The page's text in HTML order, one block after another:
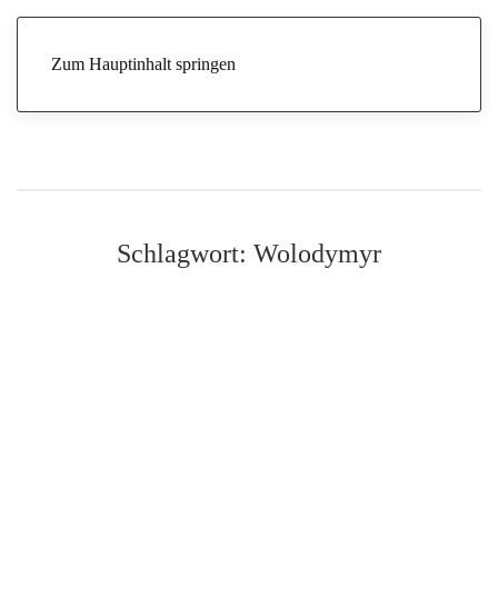
Zum Hauptinhalt springen
Schlagwort: Wolodymyr